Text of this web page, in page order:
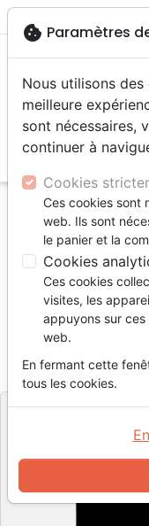
menu
Accueil
Vidéos
The Chosen -
The Chosen
Boîtier 3 DVD
DALLAS JENKIN
Référence
EditeurSAJE
cookie Paramètres
Nous utilisons
meilleure
sont nécessaires,
continuer à
Cookies
Ces cookies sont
web. Ils sont
le panier et la
Cookies
Ces cookies
visites, les
appuyons sur
web.
En fermant cette
tous les cookies.